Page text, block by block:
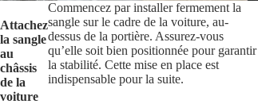
Attachez
la sangle
au
châssis
de la
voiture
Commencez par installer fermement la
sangle sur le cadre de la voiture, au-
dessus de la portière. Assurez-vous
qu’elle soit bien positionnée pour garantir
la stabilité. Cette mise en place est
indispensable pour la suite.